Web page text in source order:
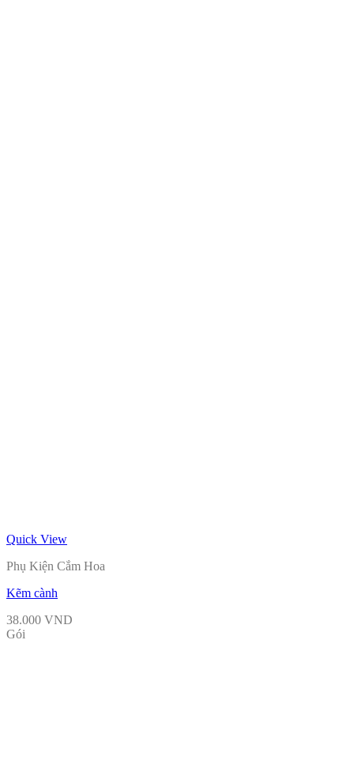
Quick View
Phụ Kiện Cắm Hoa
Kẽm cành
38.000 VND
Gói